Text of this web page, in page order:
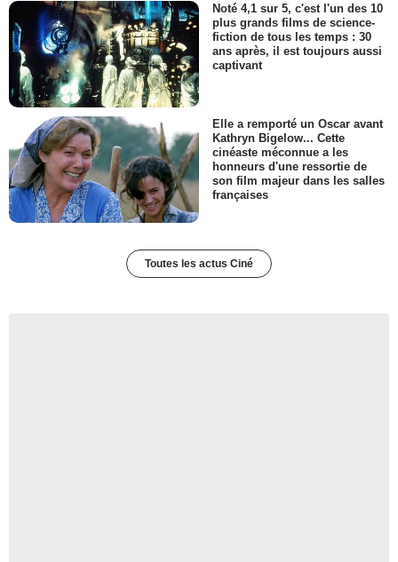
Noté 4,1 sur 5, c'est l'un des 10
plus grands films de science-
fiction de tous les temps : 30
ans après, il est toujours aussi
captivant
Elle a remporté un Oscar avant
Kathryn Bigelow... Cette
cinéaste méconnue a les
honneurs d'une ressortie de
son film majeur dans les salles
françaises
Toutes les actus Ciné